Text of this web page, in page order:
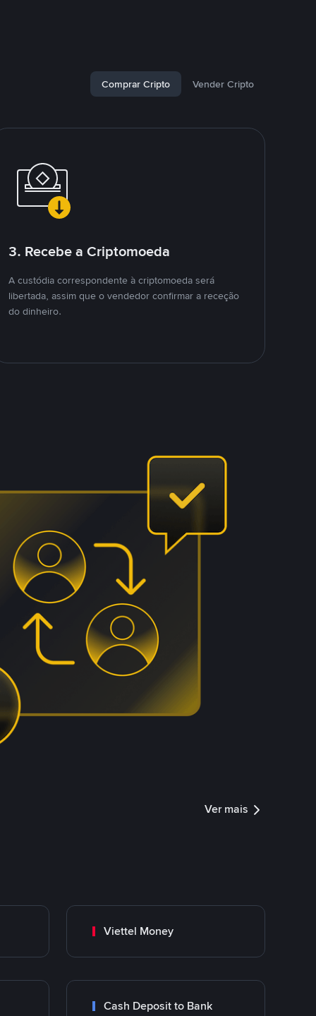
Comprar Cripto Vender Cripto
3. Recebe a Criptomoeda
A custódia correspondente à criptomoeda será
libertada, assim que o vendedor confirmar a receção
do dinheiro.
Ver mais
Viettel Money
Cash Deposit to Bank